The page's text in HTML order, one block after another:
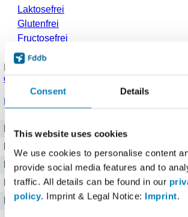
Consent Details
This website uses cookies
We use cookies to personalise content
provide social media features and to
traffic. All details can be found in our
policy. Imprint & Legal Notice: Imprint.
Laktosefrei
Glutenfrei
Fructosefrei
Vegetarisch (vegan)
Produkt eingetragen von einem
den Produktdaten
Brennwert
Protein
19,5 g g
Kohlenhydrate
24 g g
Fett
47,4 g g